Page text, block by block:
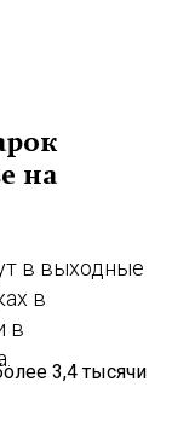
на
в выходные
в
в
3,4 тысячи